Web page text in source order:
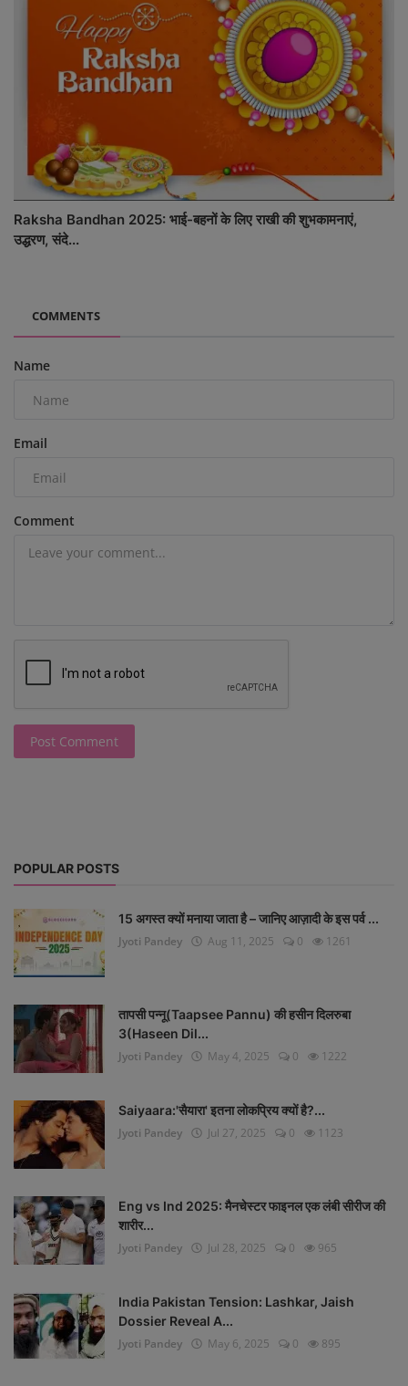
Raksha Bandhan 2025: भाई-बहनों के लिए राखी की शुभकामनाएं,
उद्धरण, संदे...
COMMENTS
Name
Email
Comment
Post Comment
POPULAR POSTS
15 अगस्त क्यों मनाया जाता है – जानिए आज़ादी के इस पर्व ...
Jyoti Pandey
Aug 11, 2025 0 1261
तापसी पन्नू(Taapsee Pannu) की हसीन दिलरुबा
3(Haseen Dil...
Jyoti Pandey
May 4, 2025 0 1222
Saiyaara:'सैयारा' इतना लोकप्रिय क्यों है?...
Jyoti Pandey
Jul 27, 2025 0 1123
Eng vs Ind 2025: मैनचेस्टर फाइनल एक लंबी सीरीज की
शारीर...
Jyoti Pandey
Jul 28, 2025 0 965
India Pakistan Tension: Lashkar, Jaish
Dossier Reveal A...
Jyoti Pandey
May 6, 2025 0 895